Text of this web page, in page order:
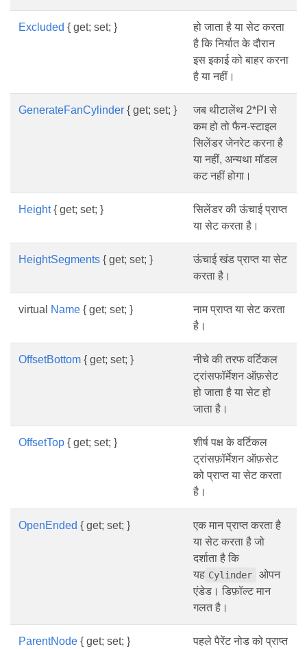
Excluded { get; set; }
हो जाता है या सेट करता
है कि निर्यात के दौरान
इस इकाई को बाहर करना
है या नहीं।
GenerateFanCylinder { get; set; }
जब थीटालेंथ 2*PI से
कम हो तो फैन-स्टाइल
सिलेंडर जेनरेट करना है
या नहीं, अन्यथा मॉडल
कट नहीं होगा।
Height{ get; set; }
सिलेंडर की ऊंचाई प्राप्त
या सेट करता है।
HeightSegments { get; set; }
ऊंचाई खंड प्राप्त या सेट
करता है।
virtual Name { get; set; }
नाम प्राप्त या सेट करता
है।
OffsetBottom { get; set; }
नीचे की तरफ वर्टिकल
ट्रांसफॉर्मेशन ऑफ़सेट
हो जाता है या सेट हो
जाता है।
OffsetTop { get; set; }
शीर्ष पक्ष के वर्टिकल
ट्रांसफ़ॉर्मेशन ऑफ़सेट
को प्राप्त या सेट करता
है।
OpenEnded { get; set; }
एक मान प्राप्त करता है
या सेट करता है जो
दर्शाता है कि
यह Cylinder
ओपन
एंडेड। डिफ़ॉल्ट मान
गलत है।
ParentNode { get; set; } पहले पैरेंट नोड को प्राप्त